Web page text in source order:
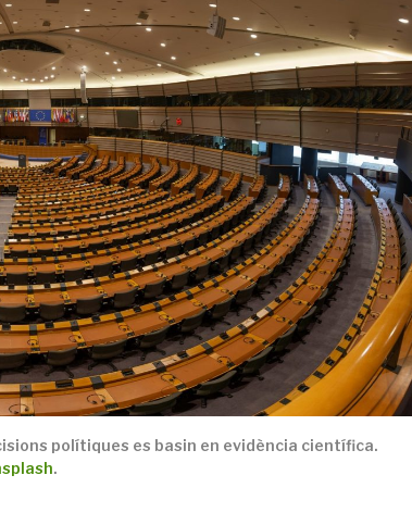
polítiques es basin en evidència científica.
.